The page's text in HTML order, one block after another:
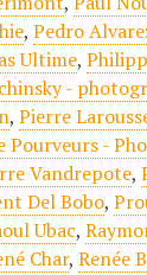
, Pedro
Ultime,
-
, Pierre
Pourveurs -
Vandrepote,
Del Bobo,
Ubac,
Char, Renée